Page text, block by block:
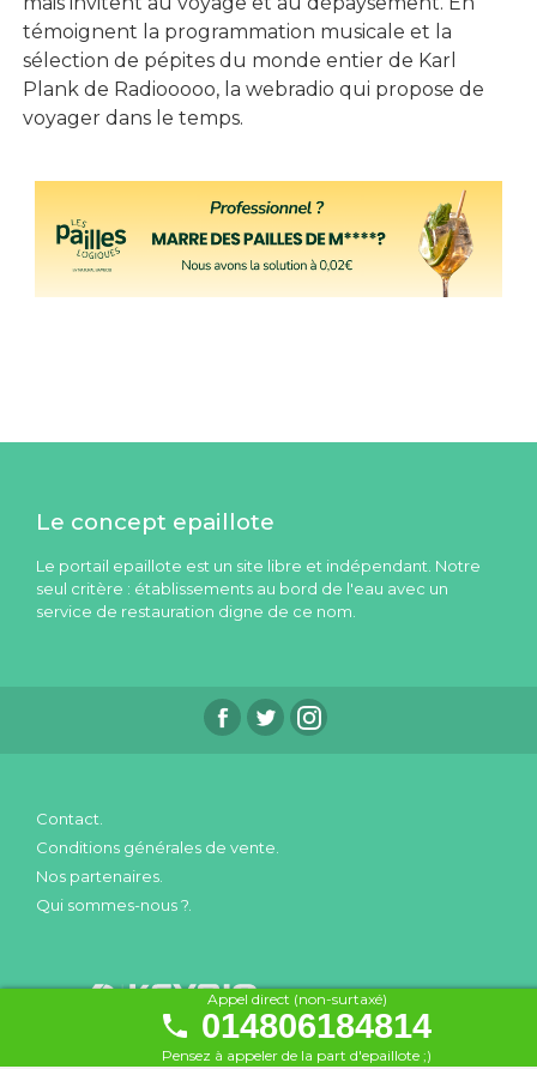
témoignent la programmation musicale et la
sélection de pépites du monde entier de Karl
Plank de Radiooooo, la webradio qui propose de
voyager dans le temps.
Appel direct (non-surtaxé)
014806184814
Pensez à appeler de la part d'epaillote ;)
Le concept epaillote
Le portail epaillote est un site libre et indépendant. Notre
seul critère : établissements au bord de l'eau avec un
service de restauration digne de ce nom.
Contact.
Conditions générales de vente.
Nos partenaires.
Qui sommes-nous ?.